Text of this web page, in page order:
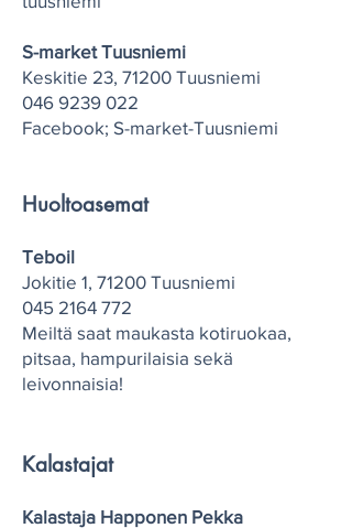
S-market Tuusniemi
Keskitie 23, 71200 Tuusniemi
046 9239 022
Facebook; S-market-Tuusniemi
Huoltoasemat
​Teboil
Jokitie 1, 71200 Tuusniemi
045 2164 772
Meiltä saat maukasta kotiruokaa,
pitsaa, hampurilaisia sekä
leivonnaisia!
Kalastajat
Kalastaja Happonen Pekka